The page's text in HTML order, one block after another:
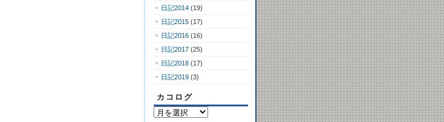
日記2014 (19)
日記2015 (17)
日記2016 (16)
日記2017 (25)
日記2018 (17)
日記2019 (3)
カコログ
カ